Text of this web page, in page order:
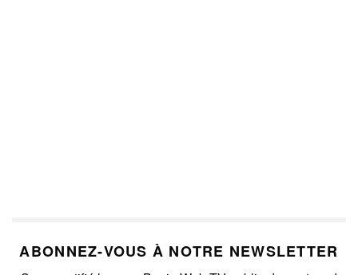
ABONNEZ-VOUS À NOTRE NEWSLETTER